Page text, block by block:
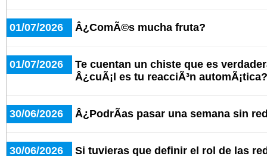
01/07/2026 Â¿ComÃ©s mucha fruta?
01/07/2026
Te cuentan un chiste que es
Â¿cuÃ¡l es tu reacciÃ³n automÃ¡tica?
30/06/2026 Â¿PodrÃ­as pasar una semana sin
30/06/2026
Si tuvieras que definir el rol de las